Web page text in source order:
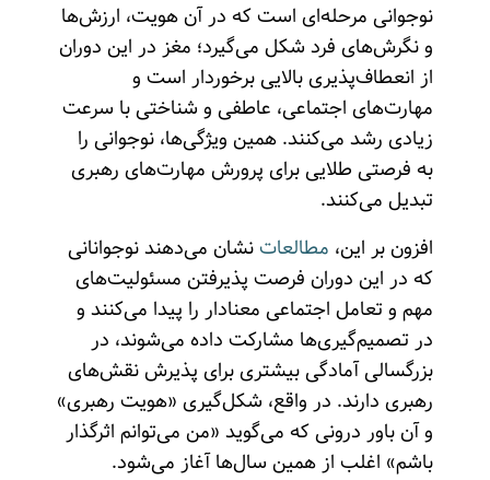
نوجوانی مرحله‌ای است که در آن هویت، ارزش‌ها
و نگرش‌های فرد شکل می‌گیرد؛ مغز در این دوران
از انعطاف‌پذیری بالایی برخوردار است و
مهارت‌های اجتماعی، عاطفی و شناختی با سرعت
زیادی رشد می‌کنند. همین ویژگی‌ها، نوجوانی را
به فرصتی طلایی برای پرورش مهارت‌های رهبری
تبدیل می‌کنند.
افزون بر این، مطالعاتنشان می‌دهند نوجوانانی
که در این دوران فرصت پذیرفتن مسئولیت‌های
مهم و تعامل اجتماعی معنادار را پیدا می‌کنند و
در تصمیم‌گیری‌ها مشارکت داده می‌شوند، در
بزرگسالی آمادگی بیشتری برای پذیرش نقش‌های
رهبری دارند. در واقع، شکل‌گیری «هویت رهبری»
و آن باور درونی که می‌گوید «من می‌توانم اثرگذار
باشم» اغلب از همین سال‌ها آغاز می‌شود.